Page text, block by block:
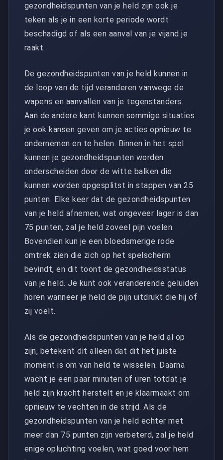
gezondheidspunten van je held zijn ook je
teken als je in een korte periode wordt
beschadigd of als een aanval van je vijand je
raakt.
De gezondheidspunten van je held kunnen in
de loop van de tijd veranderen vanwege de
wapens en aanvallen van je tegenstanders.
Aan de andere kant kunnen sommige situaties
je ook kansen geven om je acties opnieuw te
ondernemen en te helen. Binnen in het spel
kunnen je gezondheidspunten worden
onderscheiden door de witte balken die
kunnen worden opgesplitst in stappen van 25
punten. Elke keer dat de gezondheidspunten
van je held afnemen, wat ongeveer lager is dan
75 punten, zal je held zoveel pijn voelen.
Bovendien kun je een bloedsmerige rode
omtrek zien die zich op het spelscherm
bevindt, en dit toont de gezondheidsstatus
van je held. Je kunt ook veranderende geluiden
horen wanneer je held de pijn uitdrukt die hij of
zij voelt.
Als de gezondheidspunten van je held al op
zijn, betekent dit alleen dat dit het juiste
moment is om van held te wisselen. Daarna
wacht je een paar minuten of uren totdat je
held zijn kracht herstelt en je klaarmaakt om
opnieuw te vechten in de strijd. Als de
gezondheidspunten van je held echter met
meer dan 75 punten zijn verbeterd, zal je held
enige opluchting voelen, wat goed voor hem